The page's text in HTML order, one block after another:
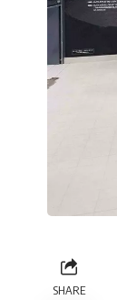
SHARE